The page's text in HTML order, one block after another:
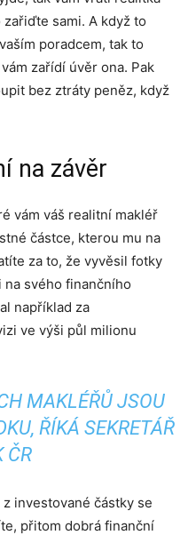
sami. A když to
poradcem, tak to
zařídí úvěr ona. Pak
bez ztráty peněz, když
na závěr
vám váš realitní makléř
částce, kterou mu na
za to, že vyvěsil fotky
svého finančního
například za
ve výši půl milionu
MAKLÉŘŮ JSOU
ŘÍKÁ SEKRETÁŘ
ČR
investované částky se
přitom dobrá finanční